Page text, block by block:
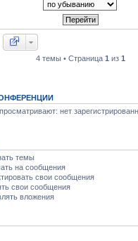
4 темы • Страница 1 из 1
нет
темы
на сообщения
свои сообщения
свои сообщения
вложения